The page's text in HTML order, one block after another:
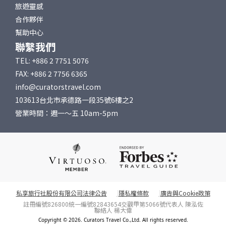
旅遊靈感
合作夥伴
幫助中心
聯繫我們
TEL: +886 2 7751 5076
FAX: +886 2 7756 6365
info@curatorstravel.com
103613台北市承德路一段35號6樓之2
營業時間：週一～五 10am-5pm
私享旅行社股份有限公司法律公告 隱私權條款
廣告與Cookie政策
註冊編號826800統一編號82843654交觀甲第5066號代表人 陳泓佐
聯絡人 楊大偉
Copyright © 2026. Curators Travel Co.,Ltd. All rights reserved.